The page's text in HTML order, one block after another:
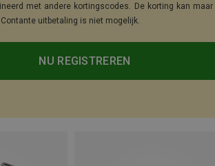
met andere kortingscodes. De korting kan maar
uitbetaling is niet mogelijk.
NU REGISTREREN